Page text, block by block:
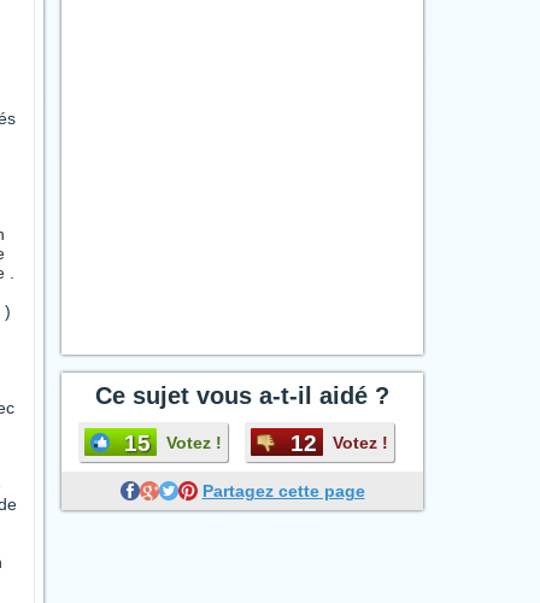
)
Ce sujet vous a-t-il aidé ?
15 Votez ! 12 Votez !
Partagez cette page